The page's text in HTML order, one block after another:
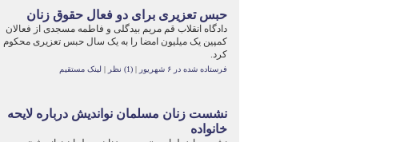
حبس تعزیری برای دو فعال حقوق زنان
دادگاه انقلاب قم مریم بیدگلی و فاطمه مسجدی از فعالان
کمپین یک میلیون امضا را به یک سال حبس تعزیری محکوم
کرد.
فرستاده شده در ۶ شهریور |(1) نظر | لینک مستقیم
نشست زنان مسلمان نوانديش درباره لايحه
خانواده